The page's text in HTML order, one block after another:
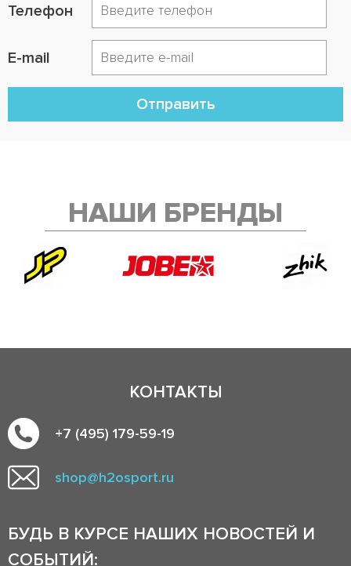
Телефон
E-mail
Отправить
НАШИ БРЕНДЫ
КОНТАКТЫ
+7 (495) 179-59-19
shop@h2osport.ru
БУДЬ В КУРСЕ НАШИХ НОВОСТЕЙ И
СОБЫТИЙ: